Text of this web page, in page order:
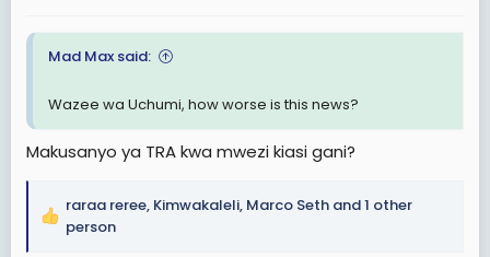
Mad Max said:
Wazee wa Uchumi, how worse is this news?
Makusanyo ya TRA kwa mwezi kiasi gani?
R
raraa reree, Kimwakaleli, Marco Seth and 1 other
person